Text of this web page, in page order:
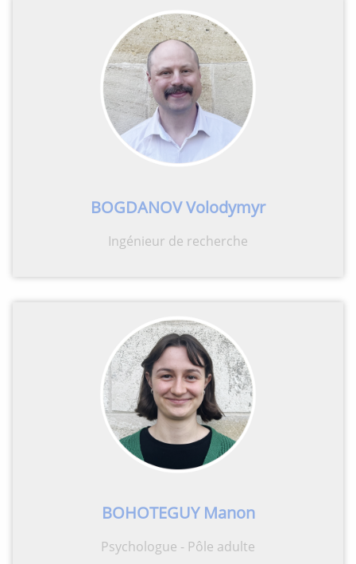
BOGDANOV Volodymyr
Ingénieur de recherche
BOHOTEGUY Manon
Psychologue - Pôle adulte